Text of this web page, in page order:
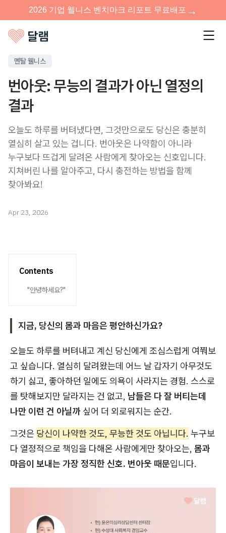
멘탈 웰니스
번아웃: 무능의 결과가 아닌 열정의
결과
오늘도 하루를 버텨냈다면, 그것만으로도 당신은 충분히
열심히 살고 있는 겁니다. 번아웃은 나약함이 아니라
누구보다 뜨겁게 달려온 사람에게 찾아오는 신호입니다.
지쳐버린 나를 알아주고, 다시 충전하는 방법을 함께
찾아봐요!
Apr 23, 2026
Contents
"안녕하세요?"
지금, 당신의 몸과 마음은 평안하신가요?
오늘도 하루를 버텨내고 계신 당신에게 조심스럽게 여쭤보
고 싶습니다. 열심히 달려왔는데 어느 날 갑자기 아무것도
하기 싫고, 좋아하던 일에도 의욕이 사라지는 경험. 스스로
를 탓해보지만 달라지는 건 없고, 남들은 다 잘 버티는데
나만 이런 건 아닐까 싶어 더 외로워지는 순간.
그것은 당신이 나약한 것도, 무능한 것도 아닙니다. 누구보
다 열정적으로 책임을 다해온 사람에게만 찾아오는, 몸과
마음이 보내는 가장 정직한 신호. 번아웃 때문입니다.